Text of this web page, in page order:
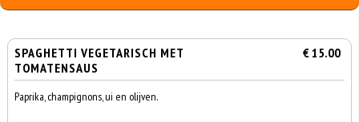
SPAGHETTI VEGETARISCH MET
TOMATENSAUS
€ 15.00
Paprika, champignons, ui en olijven.